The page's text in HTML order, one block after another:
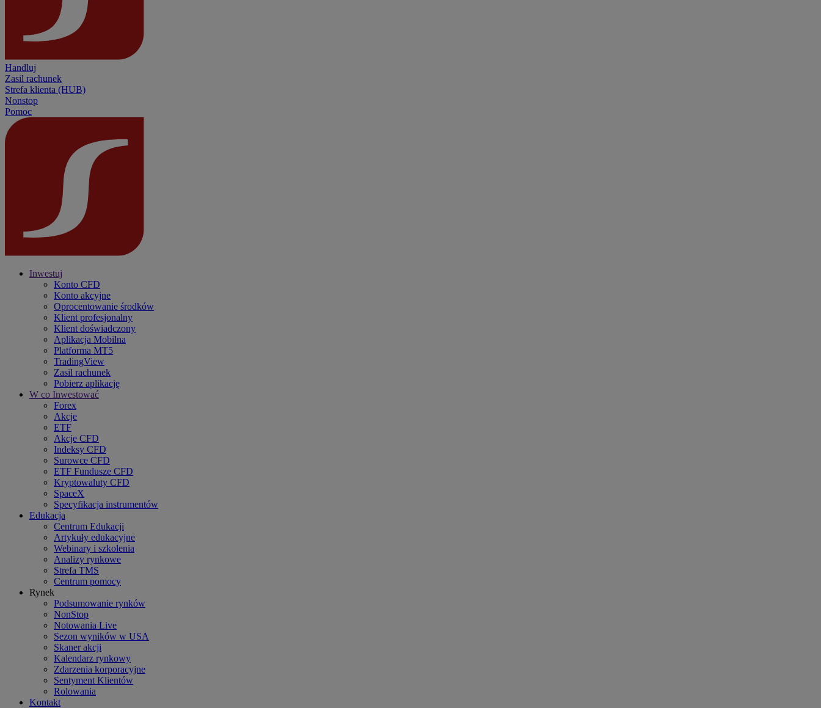
Handluj
Zasil rachunek
Strefa klienta (HUB)
Nonstop
Pomoc
Inwestuj
Konto CFD
Konto akcyjne
Oprocentowanie środków
Klient profesjonalny
Klient doświadczony
Aplikacja Mobilna
Platforma MT5
TradingView
Zasil rachunek
Pobierz aplikację
W co Inwestować
Forex
Akcje
ETF
Akcje CFD
Indeksy CFD
Surowce CFD
ETF Fundusze CFD
Kryptowaluty CFD
SpaceX
Specyfikacja instrumentów
Edukacja
Centrum Edukacji
Artykuły edukacyjne
Webinary i szkolenia
Analizy rynkowe
Strefa TMS
Centrum pomocy
Rynek
Podsumowanie rynków
NonStop
Notowania Live
Sezon wyników w USA
Skaner akcji
Kalendarz rynkowy
Zdarzenia korporacyjne
Sentyment Klientów
Rolowania
Kontakt